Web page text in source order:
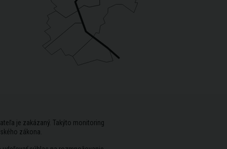
je zakázaný. Takýto monitoring
zákona.